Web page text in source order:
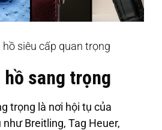
siêu cấp quan trọng
sang trọng
trọng là nơi hội tụ của
nhưBreitling, Tag Heuer,